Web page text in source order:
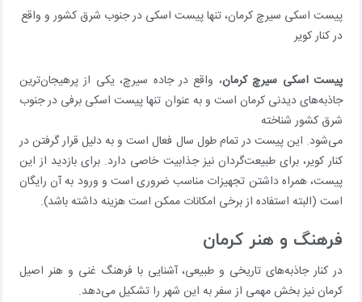
پیست اسکی سیرچ کرمان، تنها پیست اسکی در جنوب شرق کشور و واقع
در کنار کویر
پیست اسکی سیرچ کرمان، واقع در جاده سیرچ، یکی از پرهیجان‌ترین
جاذبه‌های دیدنی کرمان است و به عنوان تنها پیست اسکی برفی در جنوب
شرق کشور شناخته
می‌شود. این پیست در تمام طول سال فعال است و به دلیل قرار گرفتن در
کنار کویر، برای طبیعت‌گردان نیز جذابیت خاصی دارد. برای بازدید از این
پیست، همراه داشتن تجهیزات مناسب ضروری است و ورود به آن رایگان
است (البته استفاده از برخی امکانات ممکن است هزینه داشته باشد).
فرهنگ و هنر کرمان
در کنار جاذبه‌های تاریخی و طبیعی، آشنایی با فرهنگ غنی و هنر اصیل
کرمان نیز بخش مهمی از سفر به این شهر را تشکیل می‌دهد.